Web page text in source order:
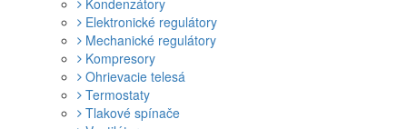
Kondenzátory
Elektronické regulátory
Mechanické regulátory
Kompresory
Ohrievacie telesá
Termostaty
Tlakové spínače